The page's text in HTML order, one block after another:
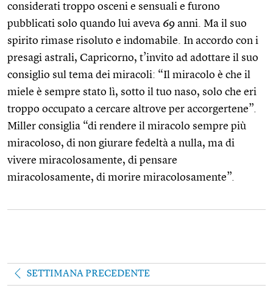
considerati troppo osceni e sensuali e furono
pubblicati solo quando lui aveva 69 anni. Ma il suo
spirito rimase risoluto e indomabile. In accordo con i
presagi astrali, Capricorno, t’invito ad adottare il suo
consiglio sul tema dei miracoli: “Il miracolo è che il
miele è sempre stato lì, sotto il tuo naso, solo che eri
troppo occupato a cercare altrove per accorgertene”.
Miller consiglia “di rendere il miracolo sempre più
miracoloso, di non giurare fedeltà a nulla, ma di
vivere miracolosamente, di pensare
miracolosamente, di morire miracolosamente”.
SETTIMANA PRECEDENTE